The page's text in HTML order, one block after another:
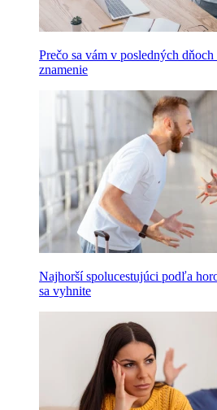
Prečo sa vám v posledných
znamenie
Najhorší spolucestujúci podľa
sa vyhnite